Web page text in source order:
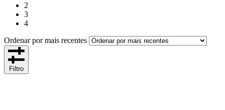
2
3
4
Ordenar por mais recentes
Filtro